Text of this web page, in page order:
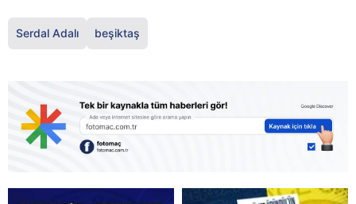
Serdal Adalı beşiktaş